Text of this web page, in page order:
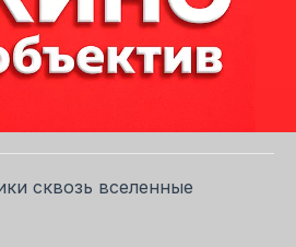
сквозь вселенные